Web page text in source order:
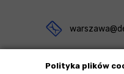
Polityka plików
Magazyn